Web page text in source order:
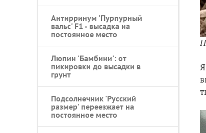
Антирринум 'Пурпурный
вальс' F1 - высадка на
постоянное место
Люпин 'Бамбини': от
пикировки до высадки в
грунт
Подсолнечник 'Русский
размер' переезжает на
постоянное место